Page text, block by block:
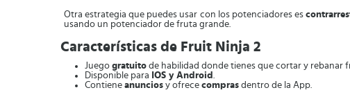
Otra estrategia que puedes usar con los potenciadores es
usando un potenciador de fruta grande.
Características de Fruit Ninja 2
Juego gratuito de habilidad donde tienes que cortar y rebanar
Disponible para IOS y Android .
Contiene anuncios y ofrece compras dentro de la App.